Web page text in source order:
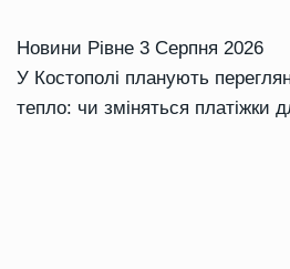
Новини Рівне 3 Серпня 2026
У Костополі планують
тепло: чи зміняться платіжки